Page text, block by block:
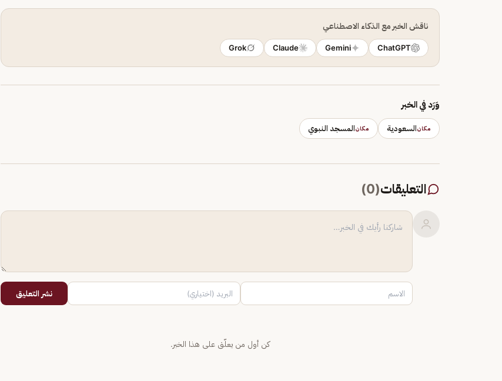
ناقش الخبر مع الذكاء الاصطناعي
ChatGPT
Gemini
Claude
Grok
وَرَد في الخبر
مكانالسعودية مكانالمسجد النبوي
التعليقات(
0
)
نشر التعليق
كن أول من يعلّق على هذا الخبر.